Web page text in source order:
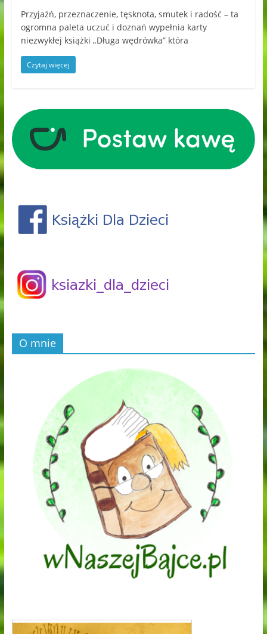
Przyjaźń, przeznaczenie, tęsknota, smutek i radość – ta
ogromna paleta uczuć i doznań wypełnia karty
niezwykłej książki „Długa wędrówka” która
Czytaj więcej
O mnie